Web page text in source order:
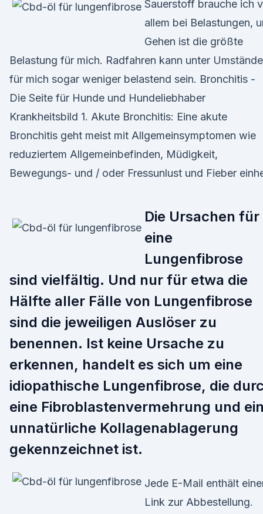
Sauerstoff brauche ich
allem bei Belastungen,
Gehen ist die größte
Belastung für mich. Radfahren kann unter
für mich sogar weniger belastend sein. Bronchitis -
Die Seite für Hunde und Hundeliebhaber
Krankheitsbild 1. Akute Bronchitis: Eine akute
Bronchitis geht meist mit Allgemeinsymptomen wie
reduziertem Allgemeinbefinden, Müdigkeit,
Bewegungs- und / oder Fressunlust und Fieber
Die Ursachen für
eine
Lungenfibrose
sind vielfältig. Und nur für etwa die
Hälfte aller Fälle von Lungenfibrose
sind die jeweiligen Auslöser zu
benennen. Ist keine Ursache zu
erkennen, handelt es sich um eine
idiopathische Lungenfibrose, die
eine Fibroblastenvermehrung und
unnatürliche Kollagenablagerung
gekennzeichnet ist.
Jede E-Mail enthält
Link zur Abbestellung.